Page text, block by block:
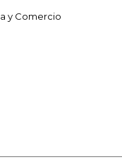
y Comercio